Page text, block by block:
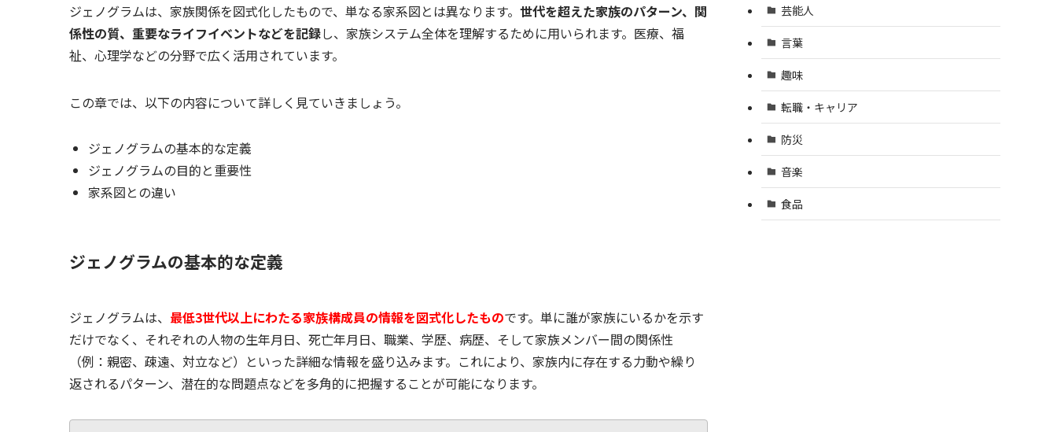
ジェノグラムは、家族関係を図式化したもので、単なる家系図とは異なります。 世代を超えた家族のパターン、関
係性の質、重要なライフイベントなどを記録し、家族システム全体を理解するために用いられます。医療、福
祉、心理学などの分野で広く活用されています。
この章では、以下の内容について詳しく見ていきましょう。
ジェノグラムの基本的な定義
ジェノグラムの目的と重要性
家系図との違い
ジェノグラムの基本的な定義
ジェノグラムは、 最低3世代以上にわたる家族構成員の情報を図式化したものです。単に誰が家族にいるかを示す
だけでなく、それぞれの人物の生年月日、死亡年月日、職業、学歴、病歴、そして家族メンバー間の関係性
（例：親密、疎遠、対立など）といった詳細な情報を盛り込みます。これにより、家族内に存在する力動や繰り
返されるパターン、潜在的な問題点などを多角的に把握することが可能になります。
芸能人
言葉
趣味
転職・キャリア
防災
音楽
食品